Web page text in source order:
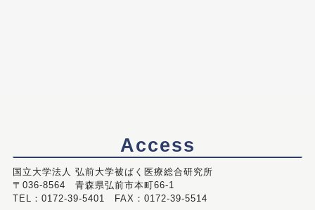
Access
国立大学法人 弘前大学被ばく医療総合研究所
〒036-8564 青森県弘前市本町66-1
TEL：0172-39-5401 FAX：0172-39-5514